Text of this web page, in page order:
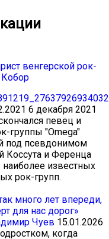
венгерской рок-
Кобор
6 декабря 2021
певец и
группы "Omega"
под псевдонимом
Коссута и Ференца
наиболее известных
рок-групп.
много лет впереди,
для нас дорог»
Чуев 15.01.2026
когда